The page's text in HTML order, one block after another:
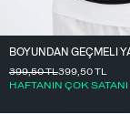
399,50TL
HAFTANIN ÇOK SATANI
399,50TL